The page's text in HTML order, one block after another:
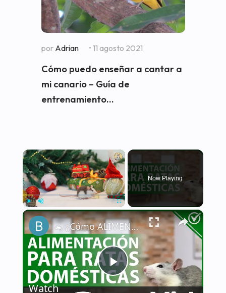
por Adrian • 11 agosto 2021
Cómo puedo enseñar a cantar a
mi canario – Guía de
entrenamiento...
×
Play Unmute Fullscreen
Now Playing
×
Play
🐁 ¿Cómo ALIMENTAR a una RATA DOMÉSTICA de la manera correcta? - Nutrición 🐁🏡
Watch